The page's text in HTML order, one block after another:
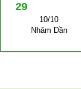
29
10/10
Nhâm Dần